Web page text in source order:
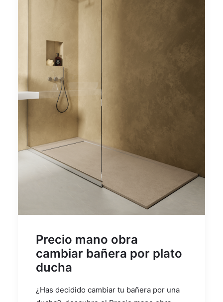
Precio mano obra
cambiar bañera por plato
ducha
¿Has decidido cambiar tu bañera por una